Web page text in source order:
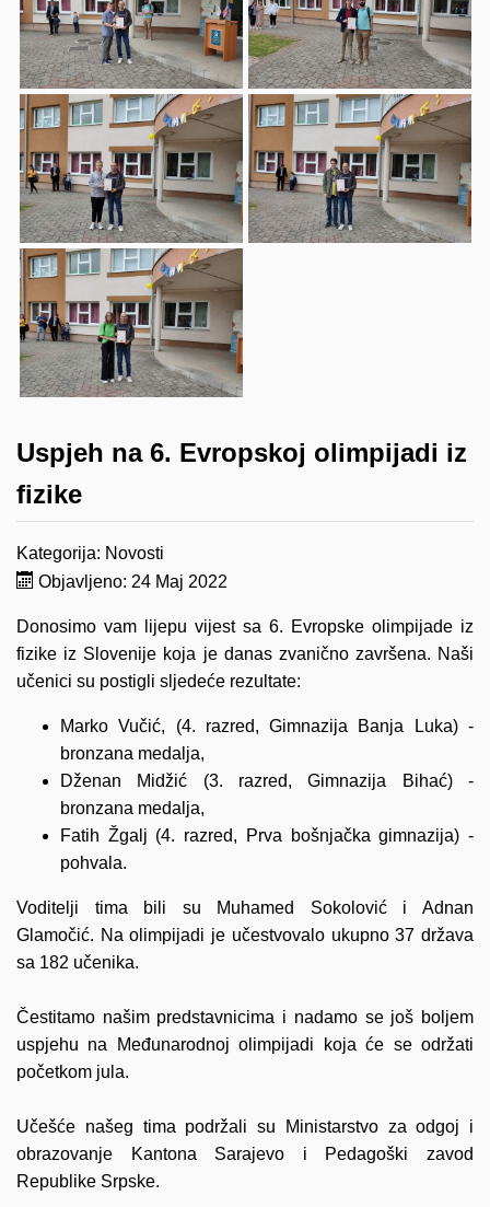
Uspjeh na 6. Evropskoj olimpijadi iz
fizike
Kategorija: Novosti
Objavljeno: 24 Maj 2022
Donosimo vam lijepu vijest sa 6. Evropske olimpijade iz
fizike iz Slovenije koja je danas zvanično završena. Naši
učenici su postigli sljedeće rezultate:
Marko Vučić, (4. razred, Gimnazija Banja Luka) -
bronzana medalja,
Dženan Midžić (3. razred, Gimnazija Bihać) -
bronzana medalja,
Fatih Žgalj (4. razred, Prva bošnjačka gimnazija) -
pohvala.
Voditelji tima bili su Muhamed Sokolović i Adnan
Glamočić. Na olimpijadi je učestvovalo ukupno 37 država
sa 182 učenika.
Čestitamo našim predstavnicima i nadamo se još boljem
uspjehu na Međunarodnoj olimpijadi koja će se održati
početkom jula.
Učešće našeg tima podržali su Ministarstvo za odgoj i
obrazovanje Kantona Sarajevo i Pedagoški zavod
Republike Srpske.